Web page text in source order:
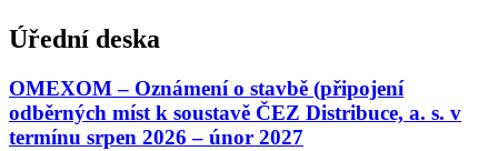
Úřední deska
OMEXOM – Oznámení o stavbě (připojení
odběrných míst k soustavě ČEZ Distribuce, a. s. v
termínu srpen 2026 – únor 2027